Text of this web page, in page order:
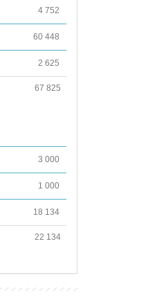
4 752
60 448
2 625
67 825
3 000
1 000
18 134
22 134